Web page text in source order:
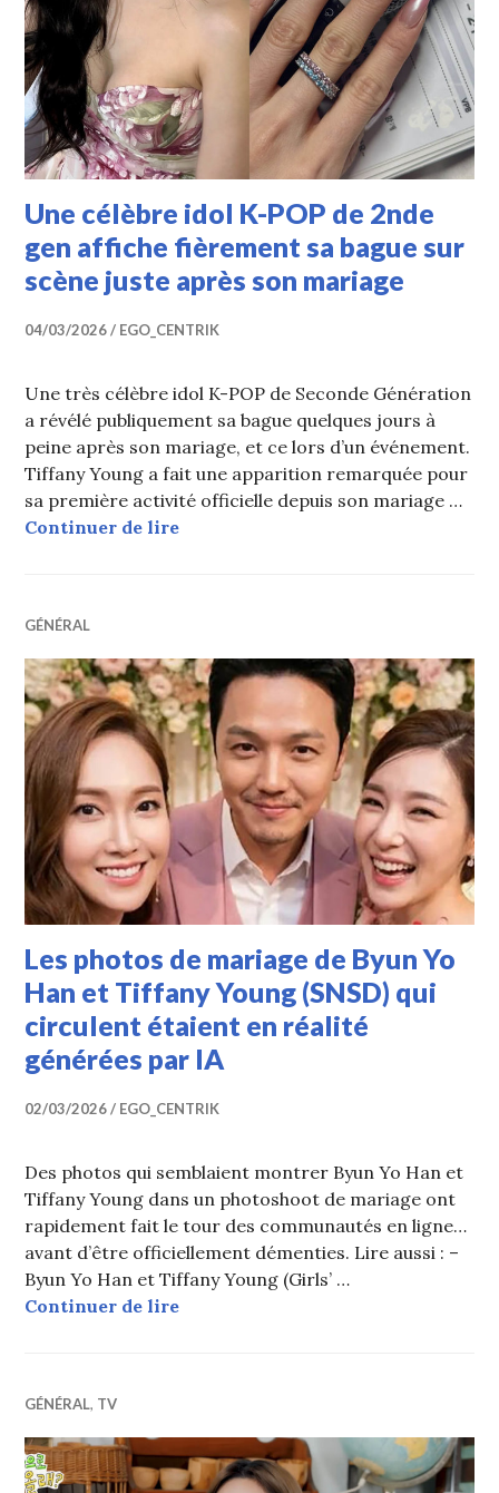
Une célèbre idol K-POP de 2nde
gen affiche fièrement sa bague sur
scène juste après son mariage
04/03/2026 EGO_CENTRIK
Une très célèbre idol K-POP de Seconde Génération
a révélé publiquement sa bague quelques jours à
peine après son mariage, et ce lors d’un événement.
Tiffany Young a fait une apparition remarquée pour
sa première activité officielle depuis son mariage …
Continuer de lireUne célèbre idol K-POP de 2nde
GÉNÉRAL
Les photos de mariage de Byun Yo
Han et Tiffany Young (SNSD) qui
circulent étaient en réalité
générées par IA
02/03/2026 EGO_CENTRIK
Des photos qui semblaient montrer Byun Yo Han et
Tiffany Young dans un photoshoot de mariage ont
rapidement fait le tour des communautés en ligne…
avant d’être officiellement démenties. Lire aussi : –
Byun Yo Han et Tiffany Young (Girls’ …
Continuer de lireLes photos de mariage de Byun
GÉNÉRAL, TV